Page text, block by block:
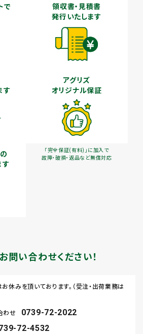
で
領収書・見積書
発行いたします
す
アグリズ
オリジナル保証
「完全保証(有料)」に加入で
故障・破損・返品など無償対応
す
問い合わせください！
わせ 0739-72-2022
72-4532
お休みを頂いております。（受注・出荷業務は